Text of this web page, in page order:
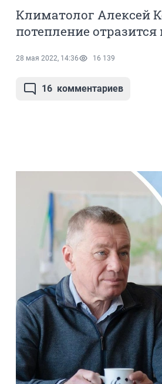
Климатолог Алексей
потепление
28 мая 2022, 14:36 16 139
16 комментариев